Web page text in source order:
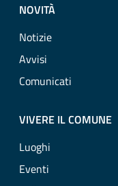
NOVITÀ
Notizie
Avvisi
Comunicati
VIVERE IL COMUNE
Luoghi
Eventi